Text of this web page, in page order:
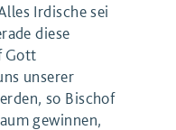
Irdische sei
diese
Gott
unserer
so Bischof
gewinnen,